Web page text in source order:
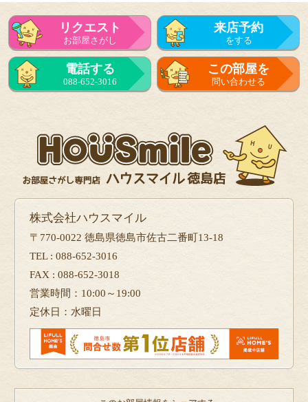
リクエスト
お部屋さがし
来店予約
をする
電話する
088-652-3016
この部屋を
問い合わせる
株式会社ハウスマイル
〒770-0022 徳島県徳島市佐古二番町13-18
TEL : 088-652-3016
FAX : 088-652-3018
営業時間：10:00～19:00
定休日：水曜日